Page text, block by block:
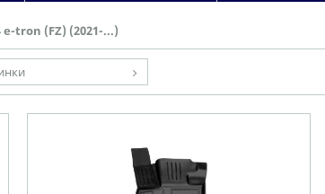
e-tron (FZ) (2021-...)